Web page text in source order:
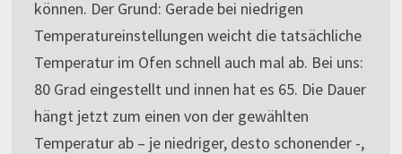
können. Der Grund: Gerade bei niedrigen
Temperatureinstellungen weicht die tatsächliche
Temperatur im Ofen schnell auch mal ab. Bei uns:
80 Grad eingestellt und innen hat es 65. Die Dauer
hängt jetzt zum einen von der gewählten
Temperatur ab – je niedriger, desto schonender -,